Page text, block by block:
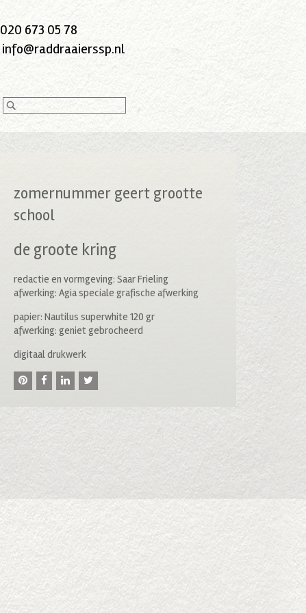
020 673 05 78
info@raddraaierssp.nl
zomernummer geert grootte
school
de groote kring
redactie en vormgeving: Saar Frieling
afwerking: Agia speciale grafische afwerking
papier: Nautilus superwhite 120 gr
afwerking: geniet gebrocheerd
digitaal drukwerk